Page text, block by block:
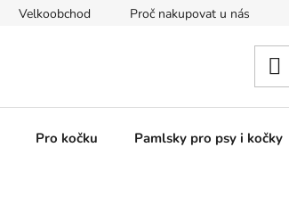
Velkoobchod Proč nakupovat u nás
Pro kočku Pamlsky pro psy i kočky